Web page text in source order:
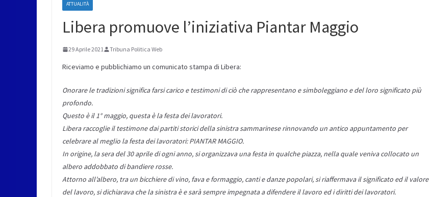
ATTUALITÀ
Libera promuove l’iniziativa Piantar Maggio
29 Aprile 2021 Tribuna Politica Web
Riceviamo e pubblichiamo un comunicato stampa di Libera:
Onorare le tradizioni significa farsi carico e testimoni di ciò che rappresentano e simboleggiano e del loro significato più
profondo.
Questo è il 1° maggio, questa è la festa dei lavoratori.
Libera raccoglie il testimone dai partiti storici della sinistra sammarinese rinnovando un antico appuntamento per
celebrare al meglio la festa dei lavoratori: PIANTAR MAGGIO.
In origine, la sera del 30 aprile di ogni anno, si organizzava una festa in qualche piazza, nella quale veniva collocato un
albero addobbato di bandiere rosse.
Attorno all’albero, tra un bicchiere di vino, fava e formaggio, canti e danze popolari, si riaffermava il significato ed il valore
del lavoro, si dichiarava che la sinistra è e sarà sempre impegnata a difendere il lavoro ed i diritti dei lavoratori.